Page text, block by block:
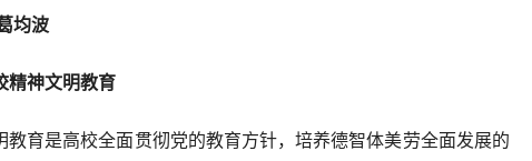
均波
精神文明教育
育是高校全面贯彻党的教育方针，培养德智体美劳全面发展的